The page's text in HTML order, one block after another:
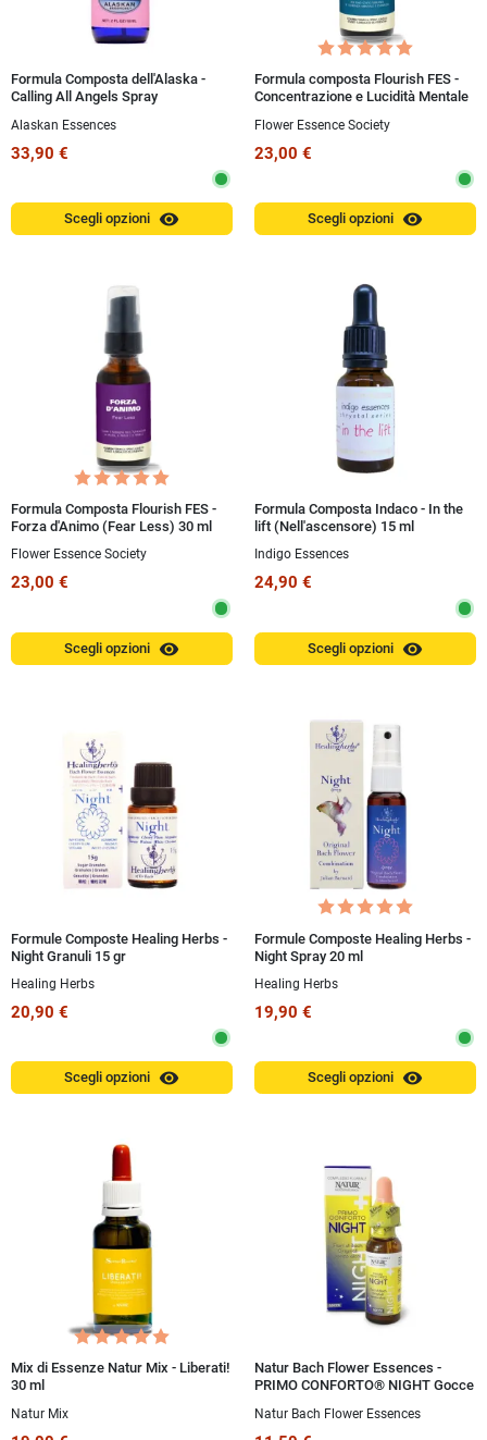
Formula Composta dell'Alaska -
Calling All Angels Spray
Alaskan Essences
33,90 €
Scegli opzioni visibility
Formula composta Flourish FES -
Concentrazione e Lucidità Mentale
Flower Essence Society
23,00 €
Scegli opzioni visibility
Formula Composta Flourish FES -
Forza d'Animo (Fear Less) 30 ml
Flower Essence Society
23,00 €
Scegli opzioni visibility
Formula Composta Indaco - In the
lift (Nell'ascensore) 15 ml
Indigo Essences
24,90 €
Scegli opzioni visibility
Formule Composte Healing Herbs -
Night Granuli 15 gr
Healing Herbs
20,90 €
Scegli opzioni visibility
Formule Composte Healing Herbs -
Night Spray 20 ml
Healing Herbs
19,90 €
Scegli opzioni visibility
Mix di Essenze Natur Mix - Liberati!
30 ml
Natur Mix
Natur Bach Flower Essences -
PRIMO CONFORTO® NIGHT Gocce
Natur Bach Flower Essences